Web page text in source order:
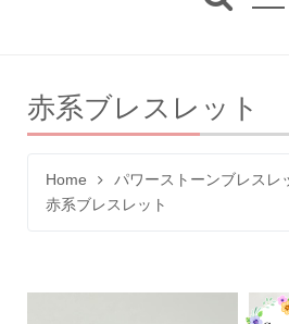
赤系ブレスレット
Home
パワーストーンブレスレ
赤系ブレスレット